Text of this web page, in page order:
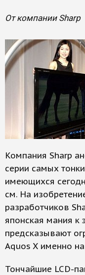
От компании Sharp
Компания Sharp
серии самых
имеющихся
см. На
разработчиков
японская мания к
предсказывают
Aquos X именно
Тончайшие LCD-